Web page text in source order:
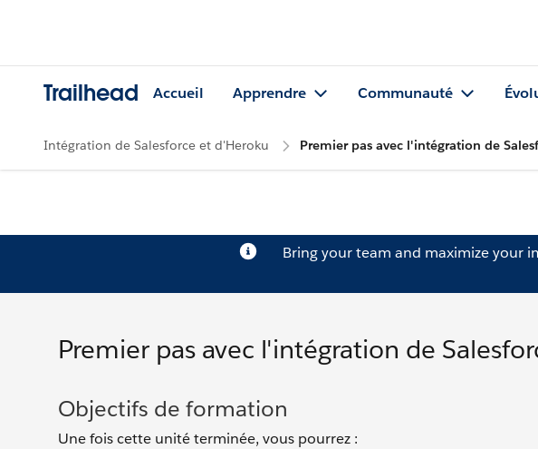
Trailhead Accueil Apprendre Communauté
Intégration de Salesforce et d'Heroku Premier pas avec l'intégration de
Bring your team and maximize your
Premier pas avec l'intégration de
Objectifs de formation
Une fois cette unité terminée, vous pourrez :